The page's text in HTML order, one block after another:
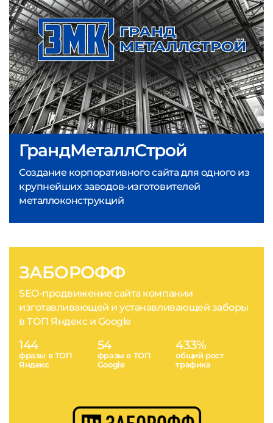
ЗАБОРОФФ
SEO-продвижение сайта компании
изготавливающей и устанавливающей заборы
в ТОП Яндекс и Google
144
фразы в ТОП
Яндекс
54
фразы в ТОП
Google
433%
общий рост
трафика
ГрандМеталлСтрой
Создание корпоративного сайта для одного из
крупнейших заводов-изготовителей
металлоконструкций